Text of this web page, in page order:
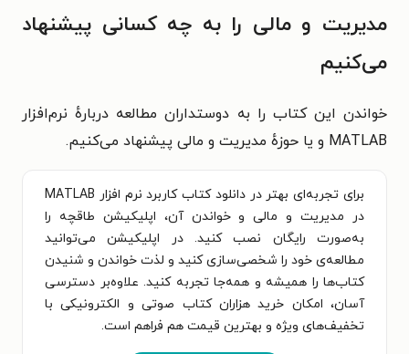
مدیریت و مالی را به چه کسانی پیشنهاد
می‌کنیم
خواندن این کتاب را به دوستداران مطالعه دربارهٔ نرم‌افزار
MATLAB و یا حوزهٔ مدیریت و مالی پیشنهاد می‌کنیم.
برای تجربه‌ای بهتر در دانلود کتاب کاربرد نرم افزار MATLAB
در مدیریت و مالی و خواندن آن، اپلیکیشن طاقچه را
به‌صورت رایگان نصب کنید. در اپلیکیشن می‌توانید
مطالعه‌ی خود را شخصی‌سازی کنید و لذت خواندن و شنیدن
کتاب‌ها را همیشه و همه‌جا تجربه کنید. علاوه‌بر دسترسی
آسان، امکان خرید هزاران کتاب صوتی و الکترونیکی با
تخفیف‌های ویژه و بهترین قیمت هم فراهم است.